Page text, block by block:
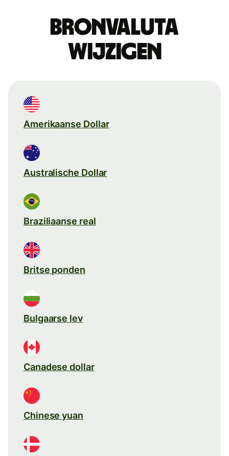
Bronvaluta
wijzigen
Amerikaanse Dollar
Australische Dollar
Braziliaanse real
Britse ponden
Bulgaarse lev
Canadese dollar
Chinese yuan